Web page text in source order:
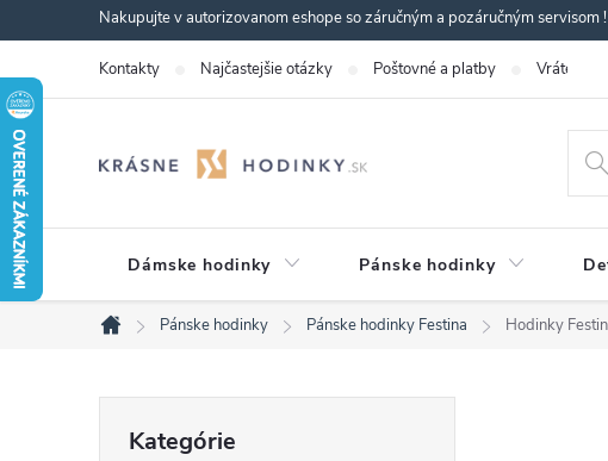
na
obsah
Nakupujte v autorizovanom eshope so záručným a pozáručným servisom
Kontakty Najčastejšie otázky Poštovné a platby Vrátenie-
Dámske hodinky Pánske hodinky
Domov
Pánske hodinky Pánske hodinky Festina Hodinky
kategórie
Kategórie